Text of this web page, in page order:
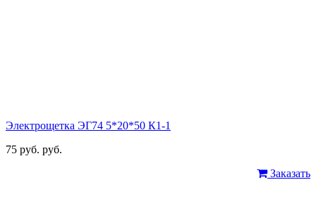
Электрощетка ЭГ74 5*20*50 К1-1
75 руб. руб.
Заказать